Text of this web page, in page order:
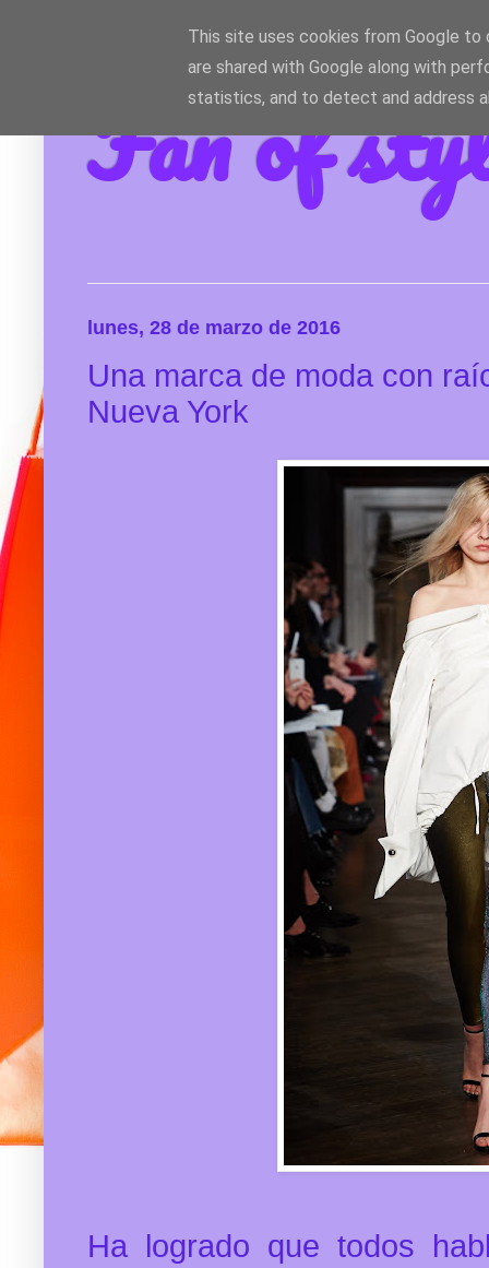
Fan of
lunes, 28 de marzo de 2016
Una marca de moda con
Nueva York
Ha logrado que todos
This site uses cookies from Google to
are shared with Google along with
statistics, and to detect and address